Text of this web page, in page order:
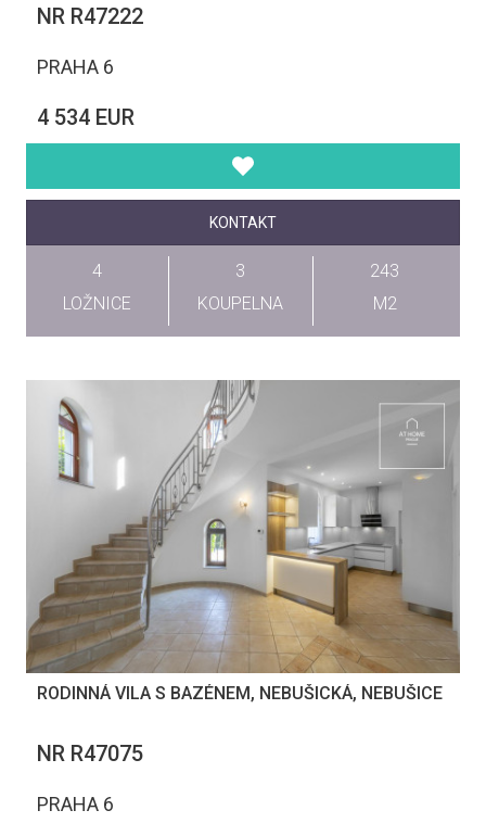
NR R47222
PRAHA 6
4 534 EUR
KONTAKT
4
LOŽNICE
3
KOUPELNA
243
M2
RODINNÁ VILA S BAZÉNEM, NEBUŠICKÁ, NEBUŠICE
NR R47075
PRAHA 6